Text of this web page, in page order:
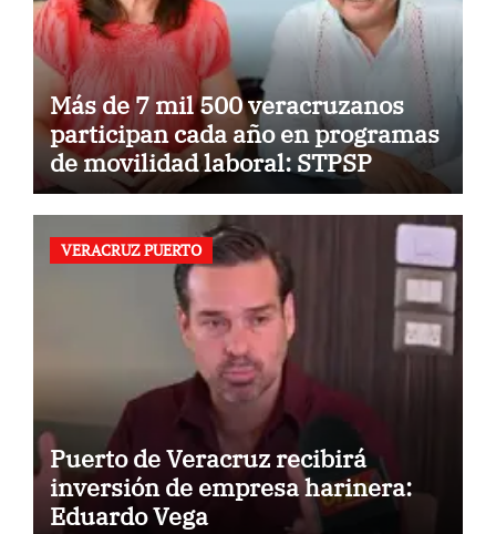
Más de 7 mil 500 veracruzanos
participan cada año en programas
de movilidad laboral: STPSP
VERACRUZ PUERTO
Puerto de Veracruz recibirá
inversión de empresa harinera:
Eduardo Vega